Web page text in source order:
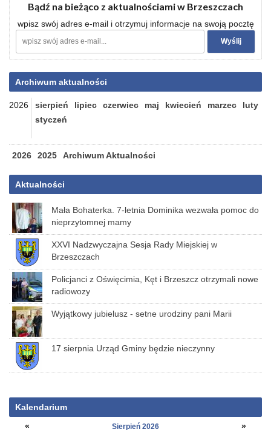
Bądź na bieżąco z aktualnościami w Brzeszczach
wpisz swój adres e-mail i otrzymuj informacje na swoją pocztę
Archiwum aktualności
2026 sierpień lipiec czerwiec maj kwiecień marzec
luty
styczeń
2026 2025 Archiwum Aktualności
Aktualności
Mała Bohaterka. 7-letnia Dominika wezwała pomoc do
nieprzytomnej mamy
XXVI Nadzwyczajna Sesja Rady Miejskiej w
Brzeszczach
Policjanci z Oświęcimia, Kęt i Brzeszcz otrzymali nowe
radiowozy
Wyjątkowy jubielusz - setne urodziny pani Marii
17 sierpnia Urząd Gminy będzie nieczynny
Kalendarium
«
Sierpień 2026
»